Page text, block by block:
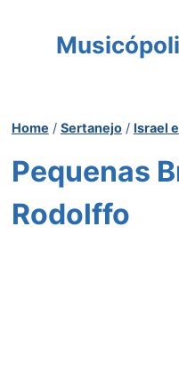
Home / Sertanejo / Israel
Pequenas
Rodolffo